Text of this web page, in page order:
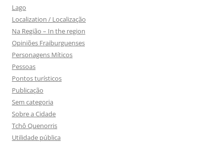
Lago
Localization / Localização
Na Região – In the region
Opiniões Fraiburguenses
Personagens Míticos
Pessoas
Pontos turísticos
Publicação
Sem categoria
Sobre a Cidade
Tchô Quenorris
Utilidade pública